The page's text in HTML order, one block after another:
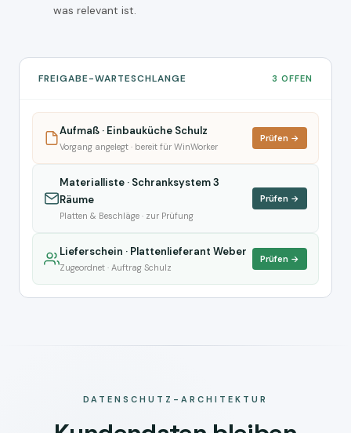
was relevant ist.
FREIGABE-WARTESCHLANGE 3 OFFEN
Aufmaß · Einbauküche Schulz
Vorgang angelegt · bereit für WinWorker
Prüfen →
Materialliste · Schranksystem 3
Räume
Platten & Beschläge · zur Prüfung
Prüfen →
Lieferschein · Plattenlieferant Weber
Zugeordnet · Auftrag Schulz
Prüfen →
DATENSCHUTZ-ARCHITEKTUR